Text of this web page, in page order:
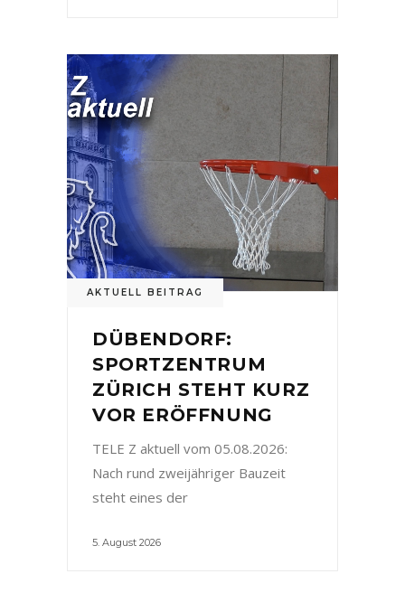
AKTUELL BEITRAG
DÜBENDORF:
SPORTZENTRUM
ZÜRICH STEHT KURZ
VOR ERÖFFNUNG
TELE Z aktuell vom 05.08.2026:
Nach rund zweijähriger Bauzeit
steht eines der
5. August 2026